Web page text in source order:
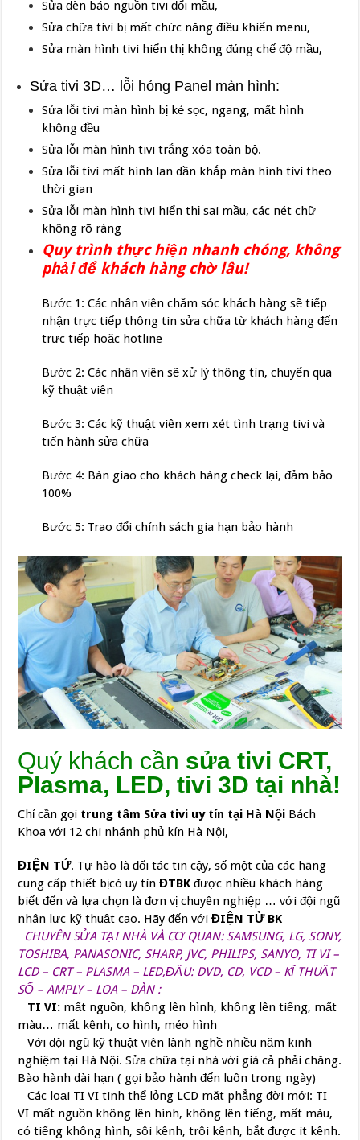
Sửa đèn báo nguồn tivi đổi mầu,
Sửa chữa tivi bị mất chức năng điều khiển menu,
Sửa màn hình tivi hiển thị không đúng chế độ mầu,
Sửa tivi 3D… lỗi hỏng Panel màn hình:
Sửa lỗi tivi màn hình bị kẻ sọc, ngang, mất hình
không đều
Sửa lỗi màn hình tivi trắng xóa toàn bộ.
Sửa lỗi tivi mất hình lan dần khắp màn hình tivi theo
thời gian
Sửa lỗi màn hình tivi hiển thị sai mầu, các nét chữ
không rõ ràng
Quy trình thực hiện nhanh chóng, không
phải để khách hàng chờ lâu!
Bước 1: Các nhân viên chăm sóc khách hàng sẽ tiếp
nhận trực tiếp thông tin sửa chữa từ khách hàng đến
trực tiếp hoặc hotline
Bước 2: Các nhân viên sẽ xử lý thông tin, chuyển qua
kỹ thuật viên
Bước 3: Các kỹ thuật viên xem xét tình trạng tivi và
tiến hành sửa chữa
Bước 4: Bàn giao cho khách hàng check lại, đảm bảo
100%
Bước 5: Trao đổi chính sách gia hạn bảo hành
Quý khách cần sửa tivi CRT,
Plasma, LED, tivi 3D tại nhà!
Chỉ cần gọi trung tâm Sửa tivi uy tín tại Hà Nội Bách
Khoa với 12 chi nhánh phủ kín Hà Nội,
ĐIỆN TỬ. Tự hào là đối tác tin cậy, số một của các hãng
cung cấp thiết bịcó uy tínĐTBK được nhiều khách hàng
biết đến và lựa chọn là đơn vị chuyên nghiệp … với đội ngũ
nhân lực kỹ thuật cao. Hãy đến vớiĐIỆN TỬ BK
CHUYÊN SỬA TẠI NHÀ VÀ CƠ QUAN: SAMSUNG, LG, SONY,
TOSHIBA, PANASONIC, SHARP, JVC, PHILIPS, SANYO, TI VI –
LCD – CRT – PLASMA – LED,ĐẦU: DVD, CD, VCD – KĨ THUẬT
SỐ – AMPLY – LOA – DÀN :
TI VI: mất nguồn, không lên hình, không lên tiếng, mất
màu… mất kênh, co hình, méo hình
Với đội ngũ kỹ thuật viên lành nghề nhiều năm kinh
nghiệm tại Hà Nội. Sửa chữa tại nhà với giá cả phải chăng.
Bào hành dài hạn ( gọi bảo hành đến luôn trong ngày)
Các loại TI VI tinh thể lỏng LCD mặt phẳng đời mới: TI
VI mất nguồn không lên hình, không lên tiếng, mất màu,
có tiếng không hình, sôi kênh, trôi kênh, bắt được it kênh.